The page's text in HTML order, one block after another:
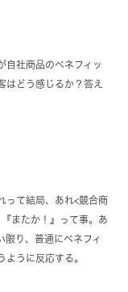
自社商品のベネフィッ
はどう感じるか？答え
って結局、あれ<競合商
またか！』って事。あ
限り、普通にベネフィ
ように反応する。